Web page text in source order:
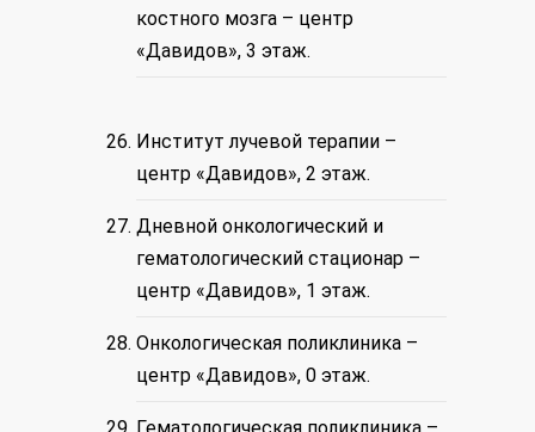
костного мозга – центр
«Давидов», 3 этаж.
Институт лучевой терапии –
центр «Давидов», 2 этаж.
Дневной онкологический и
гематологический стационар –
центр «Давидов», 1 этаж.
Онкологическая поликлиника –
центр «Давидов», 0 этаж.